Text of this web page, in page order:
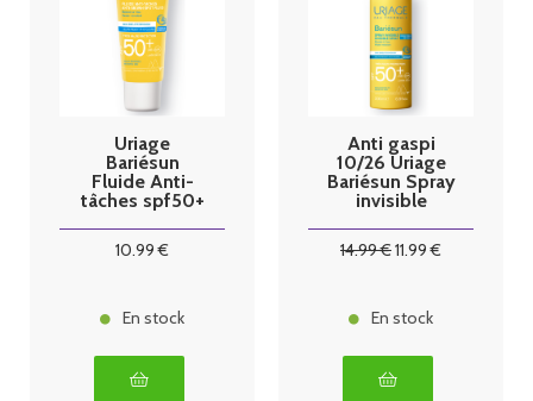
Uriage
Bariésun
Fluide Anti-
tâches spf50+
10.99 €
En stock
Anti gaspi
10/26 Uriage
Bariésun Spray
invisible
14.99€11.99 €
En stock